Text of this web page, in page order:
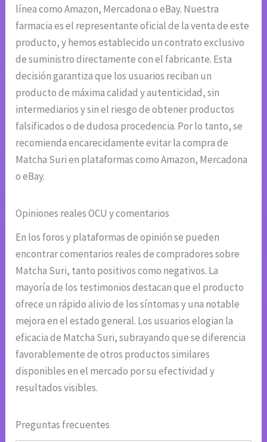
línea como Amazon, Mercadona o eBay. Nuestra
farmacia es el representante oficial de la venta de este
producto, y hemos establecido un contrato exclusivo
de suministro directamente con el fabricante. Esta
decisión garantiza que los usuarios reciban un
producto de máxima calidad y autenticidad, sin
intermediarios y sin el riesgo de obtener productos
falsificados o de dudosa procedencia. Por lo tanto, se
recomienda encarecidamente evitar la compra de
Matcha Suri en plataformas como Amazon, Mercadona
o eBay.
Opiniones reales OCU y comentarios
En los foros y plataformas de opinión se pueden
encontrar comentarios reales de compradores sobre
Matcha Suri, tanto positivos como negativos. La
mayoría de los testimonios destacan que el producto
ofrece un rápido alivio de los síntomas y una notable
mejora en el estado general. Los usuarios elogian la
eficacia de Matcha Suri, subrayando que se diferencia
favorablemente de otros productos similares
disponibles en el mercado por su efectividad y
resultados visibles.
Preguntas frecuentes